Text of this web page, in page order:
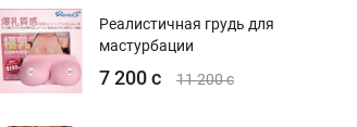
Реалистичная грудь для
мастурбации
7 200 с 11 200 с